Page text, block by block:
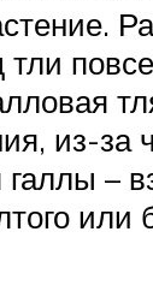
из-за
–
или